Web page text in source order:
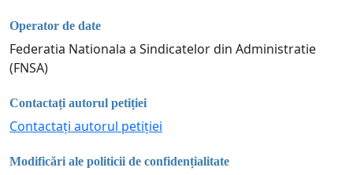
Operator de date
Federatia Nationala a Sindicatelor din Administratie
(FNSA)
Contactați autorul petiției
Contactați autorul petiției
Modificări ale politicii de confidențialitate